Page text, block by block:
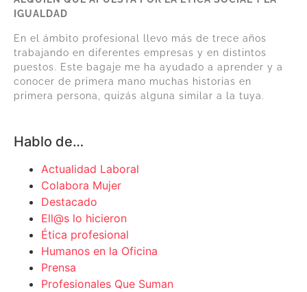
IGUALDAD
En el ámbito profesional llevo más de trece años
trabajando en diferentes empresas y en distintos
puestos. Este bagaje me ha ayudado a aprender y a
conocer de primera mano muchas historias en
primera persona, quizás alguna similar a la tuya.
Hablo de…
Actualidad Laboral
Colabora Mujer
Destacado
Ell@s lo hicieron
Ética profesional
Humanos en la Oficina
Prensa
Profesionales Que Suman